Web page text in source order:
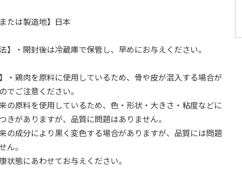
たは製造地】日本
法】・開封後は冷蔵庫で保管し、早めにお与えください。
】・鶏肉を原料に使用しているため、骨や皮が混入する場合が
でご注意ください。
の原料を使用しているため、色・形状・大きさ・粘度などに
きがありますが、品質に問題はありません。
の成分により黒く変色する場合がありますが、品質には問題
ん。
状態にあわせてお与えください。